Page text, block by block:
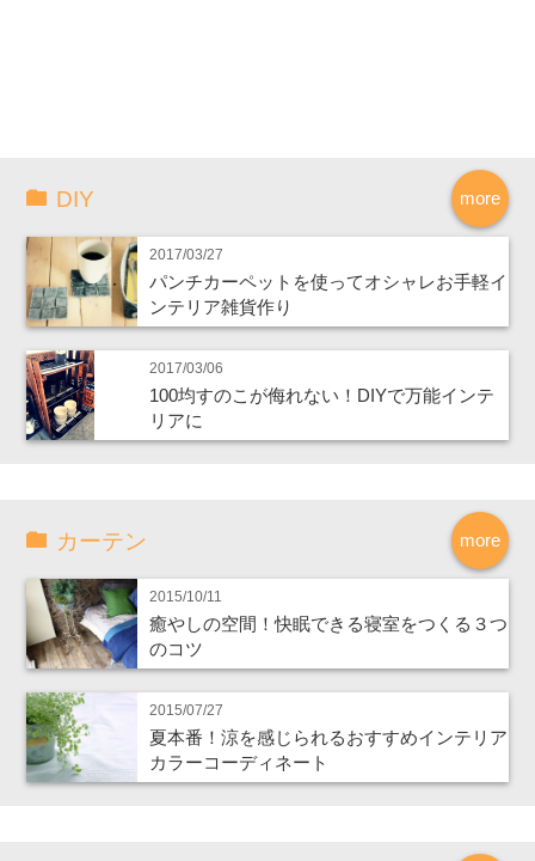
more
DIY
2017/03/27
パンチカーペットを使ってオシャレお手軽イ
ンテリア雑貨作り
2017/03/06
100均すのこが侮れない！DIYで万能インテ
リアに
more
カーテン
2015/10/11
癒やしの空間！快眠できる寝室をつくる３つ
のコツ
2015/07/27
夏本番！涼を感じられるおすすめインテリア
カラーコーディネート